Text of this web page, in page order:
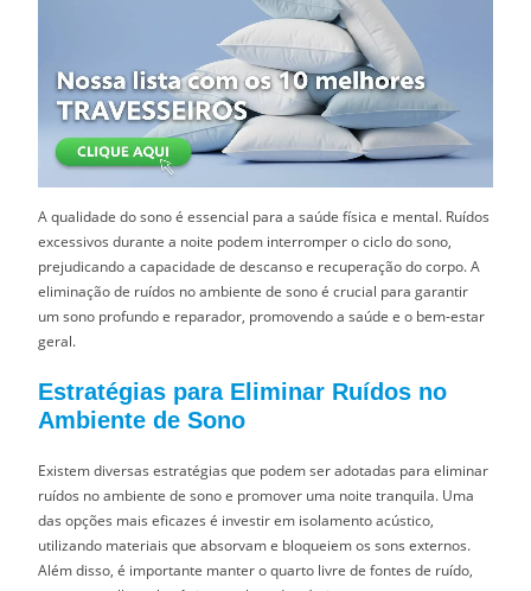
A qualidade do sono é essencial para a saúde física e mental. Ruídos
excessivos durante a noite podem interromper o ciclo do sono,
prejudicando a capacidade de descanso e recuperação do corpo. A
eliminação de ruídos no ambiente de sono é crucial para garantir
um sono profundo e reparador, promovendo a saúde e o bem-estar
geral.
Estratégias para Eliminar Ruídos no
Ambiente de Sono
Existem diversas estratégias que podem ser adotadas para eliminar
ruídos no ambiente de sono e promover uma noite tranquila. Uma
das opções mais eficazes é investir em isolamento acústico,
utilizando materiais que absorvam e bloqueiem os sons externos.
Além disso, é importante manter o quarto livre de fontes de ruído,